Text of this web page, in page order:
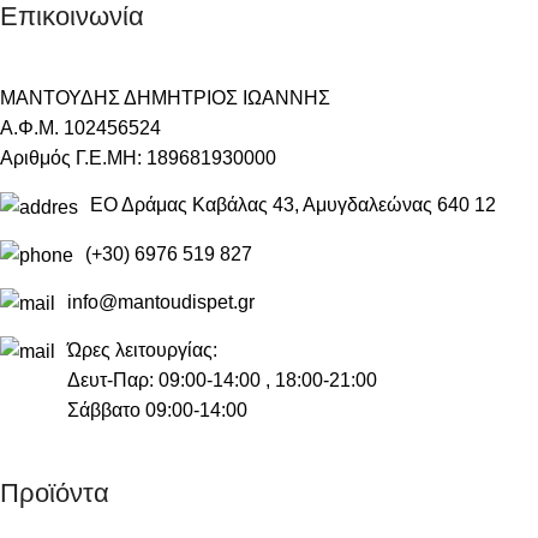
Επικοινωνία
ΜΑΝΤΟΥΔΗΣ ΔΗΜΗΤΡΙΟΣ ΙΩΑΝΝΗΣ
Α.Φ.Μ. 102456524
Αριθμός Γ.Ε.ΜΗ: 189681930000
ΕΟ Δράμας Καβάλας 43, Αμυγδαλεώνας 640 12
(+30) 6976 519 827
info@mantoudispet.gr
Ώρες λειτουργίας:
Δευτ-Παρ: 09:00-14:00 , 18:00-21:00
Σάββατο 09:00-14:00
Προϊόντα